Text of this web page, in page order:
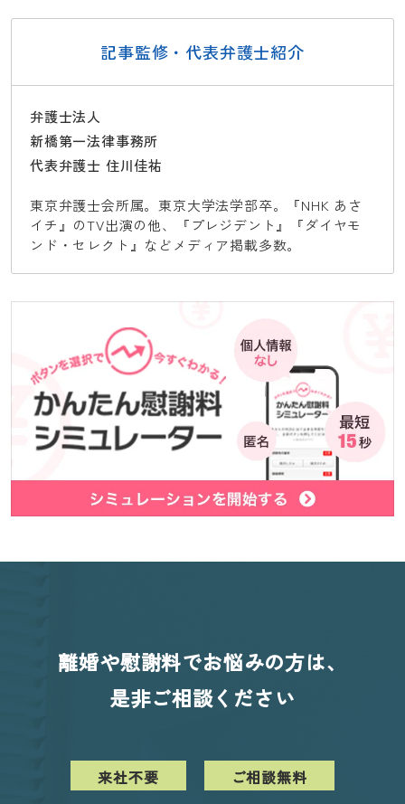
記事監修・代表弁護士紹介
弁護士法人
新橋第一法律事務所
代表弁護士 住川佳祐
東京弁護士会所属。東京大学法学部卒。『NHK あさ
イチ』のTV出演の他、『プレジデント』『ダイヤモ
ンド・セレクト』などメディア掲載多数。
離婚や慰謝料でお悩みの方は、
是非ご相談ください
来社不要 ご相談無料